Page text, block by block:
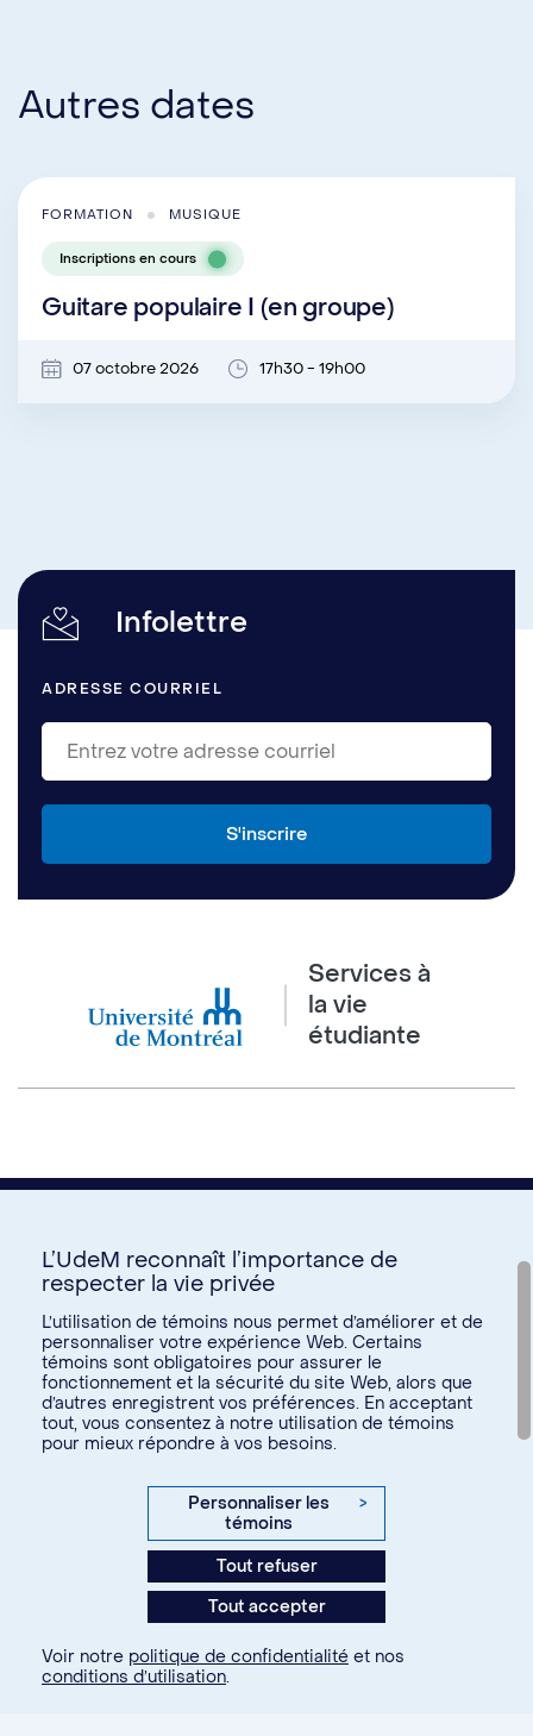
Je m'inscris
Autres dates
FORMATION MUSIQUE
Inscriptions en cours
Guitare populaire I (en groupe)
07 octobre 2026 17h30 - 19h00
Infolettre
ADRESSE COURRIEL
Services à
la vie
étudiante
Nous joindre
Voir tous les liens
Calendrier de la vie étudiante
Ateliers culturels
Expérience étudiante
Espace entreprises
Aide financière et emploi
Espace ressources SVE
À propos
Confidentialité
Conditions d’utilisation
Paramètres des témoins
Agence webKryzalid
communauté étudiante
Je fais partie de la communauté...
L’UdeM reconnaît l’importance de
respecter la vie privée
L’utilisation de témoins nous permet d’améliorer et de
personnaliser votre expérience Web. Certains
témoins sont obligatoires pour assurer le
fonctionnement et la sécurité du site Web, alors que
d’autres enregistrent vos préférences. En acceptant
tout, vous consentez à notre utilisation de témoins
pour mieux répondre à vos besoins.
Personnaliser les
témoins
>
Tout refuser
Tout accepter
Voir notre politique de confidentialité et nos
conditions d’utilisation.